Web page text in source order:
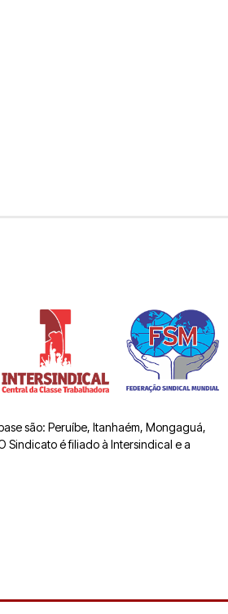
são: Peruíbe, Itanhaém, Mongaguá,
Sindicato é filiado à Intersindical e a